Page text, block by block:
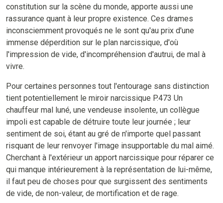
constitution sur la scène du monde, apporte aussi une
rassurance quant à leur propre existence. Ces drames
inconsciemment provoqués ne le sont qu'au prix d'une
immense déperdition sur le plan narcissique, d'où
l'impression de vide, d'incompréhension d'autrui, de mal à
vivre.
Pour certaines personnes tout l'entourage sans distinction
tient potentiellement le miroir narcissique P.473 Un
chauffeur mal luné, une vendeuse insolente, un collègue
impoli est capable de détruire toute leur journée ; leur
sentiment de soi, étant au gré de n'importe quel passant
risquant de leur renvoyer l'image insupportable du mal aimé.
Cherchant à l'extérieur un apport narcissique pour réparer ce
qui manque intérieurement à la représentation de lui-même,
il faut peu de choses pour que surgissent des sentiments
de vide, de non-valeur, de mortification et de rage.